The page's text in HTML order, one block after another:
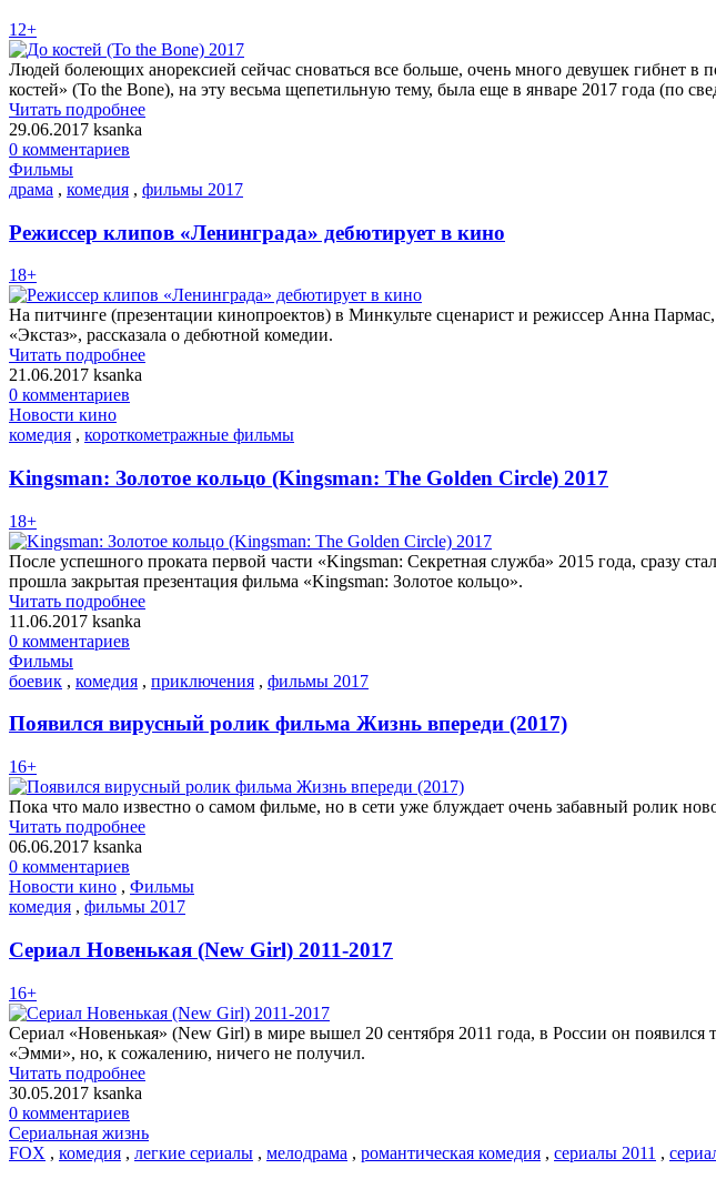
12+
Людей болеющих анорексией сейчас сноваться все больше, очень много девушек
костей» (To the Bone), на эту весьма щепетильную тему, была еще в январе 2017 года (по
Читать подробнее
29.06.2017 ksanka
0 комментариев
Фильмы
драма , комедия , фильмы 2017
Режиссер клипов «Ленинграда» дебютирует в кино
18+
На питчинге (презентации кинопроектов) в Минкульте сценарист и режиссер Анна
«Экстаз», рассказала о дебютной комедии.
Читать подробнее
21.06.2017 ksanka
0 комментариев
Новости кино
комедия , короткометражные фильмы
Kingsman: Золотое кольцо (Kingsman: The Golden Circle) 2017
18+
После успешного проката первой части «Kingsman: Секретная служба» 2015 года, сразу
прошла закрытая презентация фильма «Kingsman: Золотое кольцо».
Читать подробнее
11.06.2017 ksanka
0 комментариев
Фильмы
боевик , комедия , приключения , фильмы 2017
Появился вирусный ролик фильма Жизнь впереди (2017)
16+
Пока что мало известно о самом фильме, но в сети уже блуждает очень забавный ролик
Читать подробнее
06.06.2017 ksanka
0 комментариев
Новости кино , Фильмы
комедия , фильмы 2017
Сериал Новенькая (New Girl) 2011-2017
16+
Сериал «Новенькая» (New Girl) в мире вышел 20 сентября 2011 года, в России он
«Эмми», но, к сожалению, ничего не получил.
Читать подробнее
30.05.2017 ksanka
0 комментариев
Сериальная жизнь
FOX , комедия , легкие сериалы , мелодрама , романтическая комедия , сериалы 2011 ,